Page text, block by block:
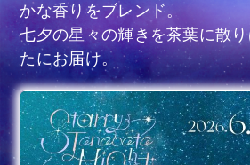
かな香りをブレンド。
七夕の星々の輝きを茶葉に散
たにお届け。